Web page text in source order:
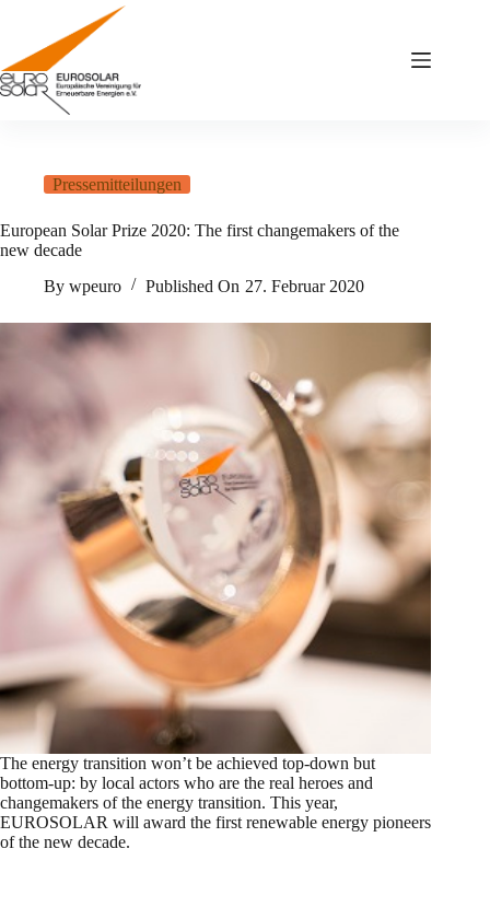
springen
Pressemitteilungen
European Solar Prize 2020: The first changemakers of the
new decade
By wpeuro Published On 27. Februar 2020
The energy transition won’t be achieved top-down but
bottom-up: by local actors who are the real heroes and
changemakers of the energy transition. This year,
EUROSOLAR will award the first renewable energy pioneers
of the new decade.